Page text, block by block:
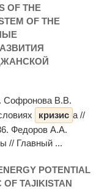
OF THE
OF THE
Софронова В.В.
кризис а //
Федоров А.А.
// Главный ...
POTENTIAL
OF TAJIKISTAN